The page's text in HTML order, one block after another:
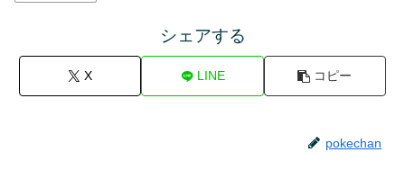
シェアする
X LINE コピー
pokechan